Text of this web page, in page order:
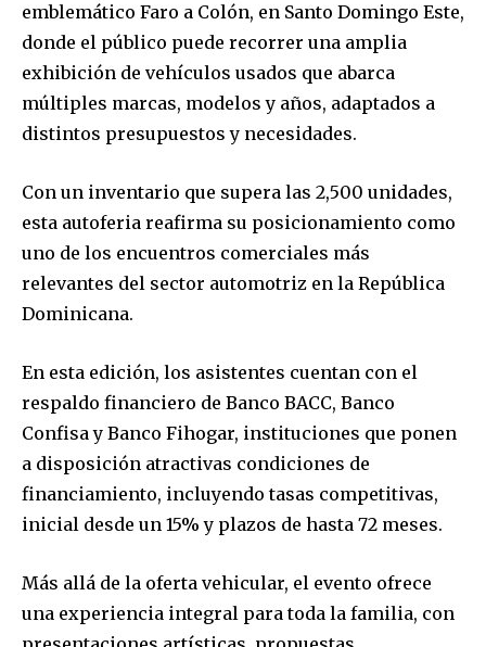
emblemático Faro a Colón, en Santo Domingo Este,
donde el público puede recorrer una amplia
exhibición de vehículos usados que abarca
múltiples marcas, modelos y años, adaptados a
distintos presupuestos y necesidades.
Con un inventario que supera las 2,500 unidades,
esta autoferia reafirma su posicionamiento como
uno de los encuentros comerciales más
relevantes del sector automotriz en la República
Dominicana.
En esta edición, los asistentes cuentan con el
respaldo financiero de Banco BACC, Banco
Confisa y Banco Fihogar, instituciones que ponen
a disposición atractivas condiciones de
financiamiento, incluyendo tasas competitivas,
inicial desde un 15% y plazos de hasta 72 meses.
Más allá de la oferta vehicular, el evento ofrece
una experiencia integral para toda la familia, con